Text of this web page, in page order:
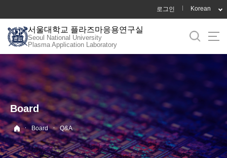
로
메
뉴
로그인 Korean
서울대학교 플라즈마응용연구실
Seoul National University
Plasma Application Laboratory
Board
· Board · Q&A